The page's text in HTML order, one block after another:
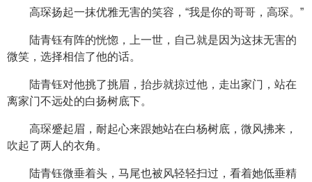
高琛扬起一抹优雅无害的笑容，“我是你的哥哥，高琛。”
陆青钰有阵的恍惚，上一世，自己就是因为这抹无害的
微笑，选择相信了他的话。
陆青钰对他挑了挑眉，抬步就掠过他，走出家门，站在
离家门不远处的白扬树底下。
高琛蹙起眉，耐起心来跟她站在白杨树底，微风拂来，
吹起了两人的衣角。
陆青钰微垂着头，马尾也被风轻轻扫过，看着她低垂精